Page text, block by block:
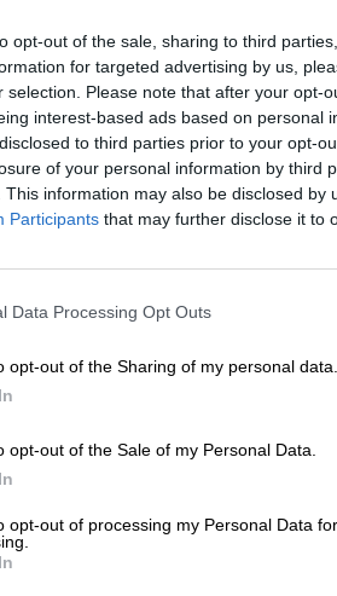
opt-out of the sale, sharing to third
for targeted advertising by us,
selection. Please note that after your opt-
interest-based ads based on personal
to third parties prior to your opt-
of your personal information by third
This information may also be disclosed by
Participants that may further disclose it to
Data Processing Opt Outs
opt-out of the Sharing of my personal data.
opt-out of the Sale of my Personal Data.
opt-out of processing my Personal Data
que los niveles máximos
más altos muy pronto;
alcanzar niveles previos
precios de la energía ha
RELACIONADAS